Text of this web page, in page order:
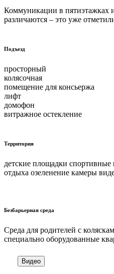
Коммуникации в пятиэтажках
различаются – это уже
Подъезд
просторный
колясочная
помещение для консьержа
лифт
домофон
витражное остекление
Территория
детские площадки
отдыха озеленение камеры
Безбарьерная среда
Cреда для родителей с
специально оборудованные
Видео